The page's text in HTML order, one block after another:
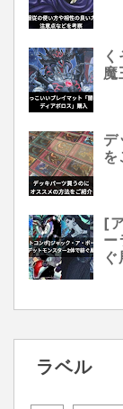
魔
デ
を
[
ー
ぐ
ラベル